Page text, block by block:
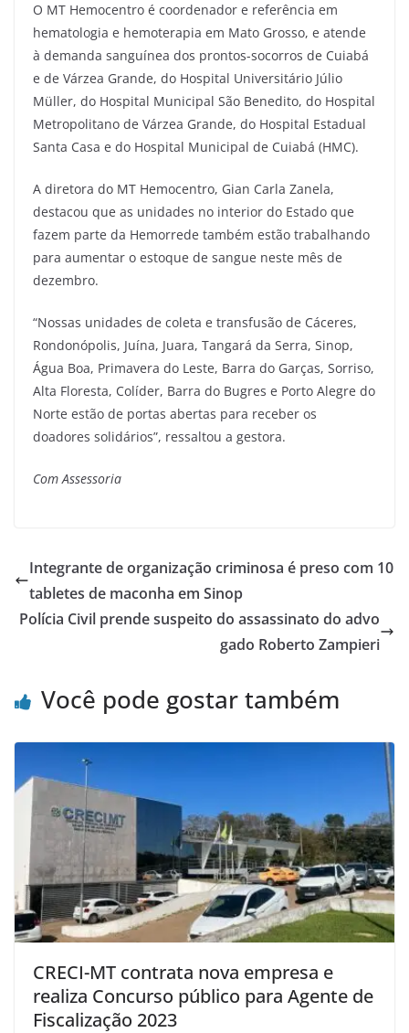
O MT Hemocentro é coordenador e referência em
hematologia e hemoterapia em Mato Grosso, e atende
à demanda sanguínea dos prontos-socorros de Cuiabá
e de Várzea Grande, do Hospital Universitário Júlio
Müller, do Hospital Municipal São Benedito, do Hospital
Metropolitano de Várzea Grande, do Hospital Estadual
Santa Casa e do Hospital Municipal de Cuiabá (HMC).
A diretora do MT Hemocentro, Gian Carla Zanela,
destacou que as unidades no interior do Estado que
fazem parte da Hemorrede também estão trabalhando
para aumentar o estoque de sangue neste mês de
dezembro.
“Nossas unidades de coleta e transfusão de Cáceres,
Rondonópolis, Juína, Juara, Tangará da Serra, Sinop,
Água Boa, Primavera do Leste, Barra do Garças, Sorriso,
Alta Floresta, Colíder, Barra do Bugres e Porto Alegre do
Norte estão de portas abertas para receber os
doadores solidários”, ressaltou a gestora.
Com Assessoria
Integrante de organização criminosa é preso com 10
tabletes de maconha em Sinop
Polícia Civil prende suspeito do assassinato do advo
gado Roberto Zampieri
Você pode gostar também
CRECI-MT contrata nova empresa e
realiza Concurso público para Agente de
Fiscalização 2023